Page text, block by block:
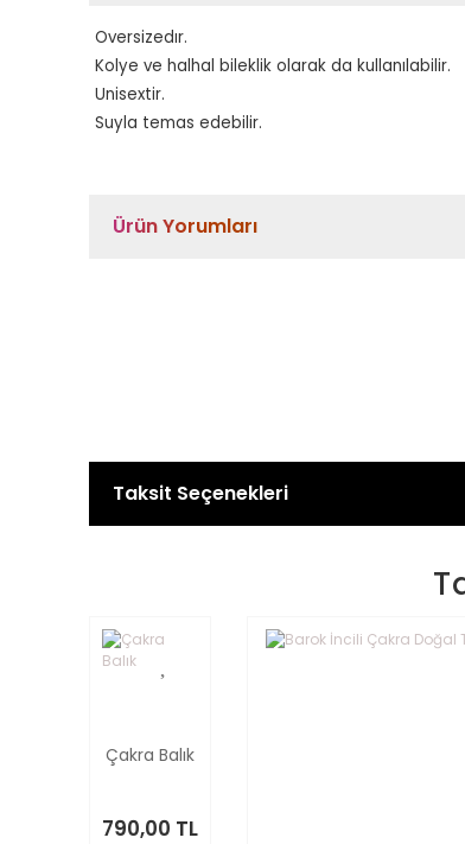
Oversizedır.
Kolye ve halhal bileklik olarak da kullanılabilir.
Unisextir.
Suyla temas edebilir.
Ürün Yorumları
Taksit Seçenekleri
Çakra Balık
790,00 TL